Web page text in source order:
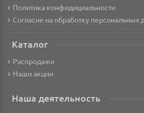
Политика конфидициальности
Согласие на обработку персональных
Каталог
Распродажи
Наши акции
Наша деятельность